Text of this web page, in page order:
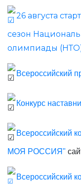
26 августа
сезон
олимпиады
Всероссийский
Конкурс
Всероссийский
МОЯ РОССИЯ"
Всероссийский